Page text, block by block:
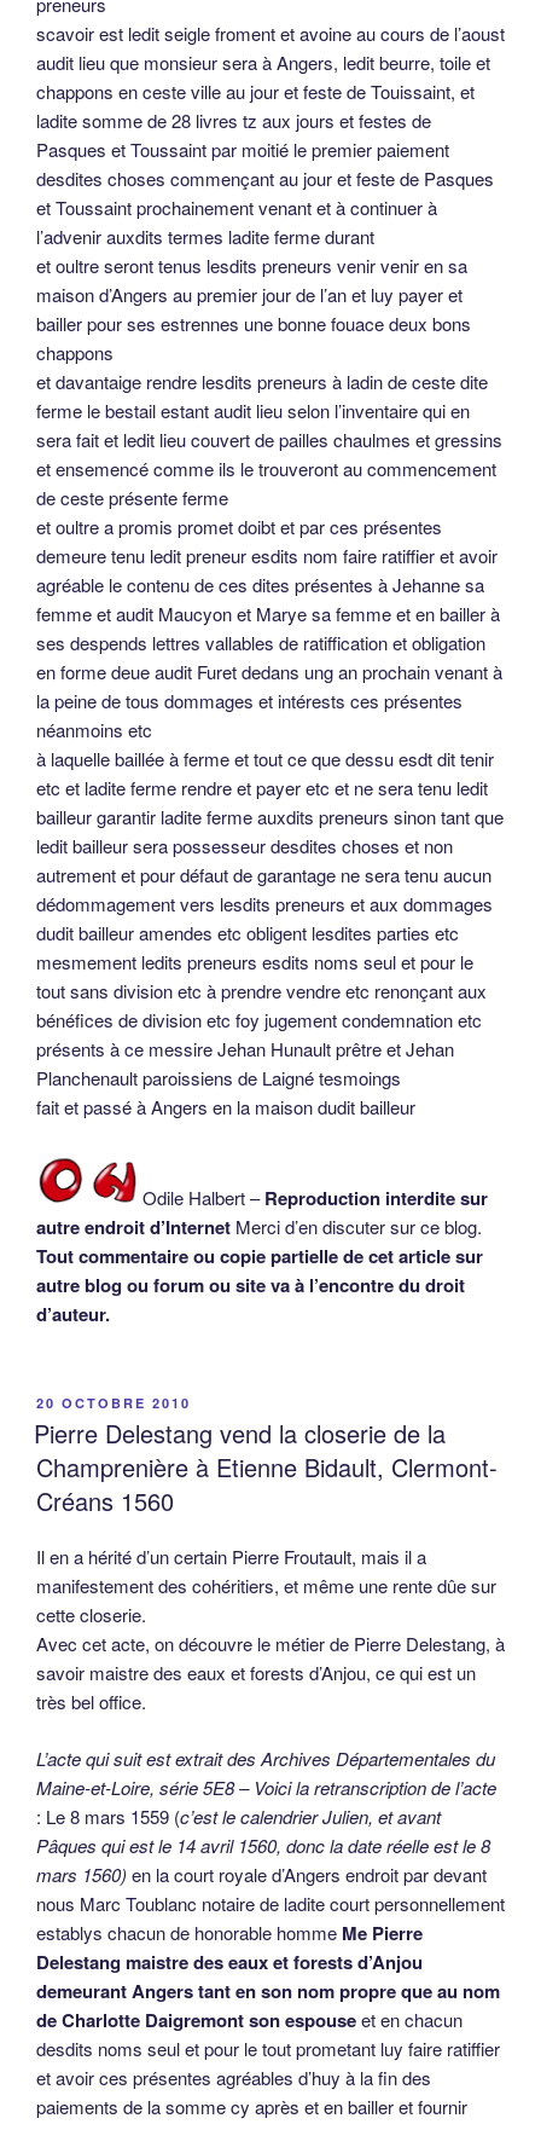
scavoir est ledit seigle froment et avoine au cours de l’aoust
audit lieu que monsieur sera à Angers, ledit beurre, toile et
chappons en ceste ville au jour et feste de Touissaint, et
ladite somme de 28 livres tz aux jours et festes de
Pasques et Toussaint par moitié le premier paiement
desdites choses commençant au jour et feste de Pasques
et Toussaint prochainement venant et à continuer à
l’advenir auxdits termes ladite ferme durant
et oultre seront tenus lesdits preneurs venir venir en sa
maison d’Angers au premier jour de l’an et luy payer et
bailler pour ses estrennes une bonne fouace deux bons
chappons
et davantaige rendre lesdits preneurs à ladin de ceste dite
ferme le bestail estant audit lieu selon l’inventaire qui en
sera fait et ledit lieu couvert de pailles chaulmes et gressins
et ensemencé comme ils le trouveront au commencement
de ceste présente ferme
et oultre a promis promet doibt et par ces présentes
demeure tenu ledit preneur esdits nom faire ratiffier et avoir
agréable le contenu de ces dites présentes à Jehanne sa
femme et audit Maucyon et Marye sa femme et en bailler à
ses despends lettres vallables de ratiffication et obligation
en forme deue audit Furet dedans ung an prochain venant à
la peine de tous dommages et intérests ces présentes
néanmoins etc
à laquelle baillée à ferme et tout ce que dessu esdt dit tenir
etc et ladite ferme rendre et payer etc et ne sera tenu ledit
bailleur garantir ladite ferme auxdits preneurs sinon tant que
ledit bailleur sera possesseur desdites choses et non
autrement et pour défaut de garantage ne sera tenu aucun
dédommagement vers lesdits preneurs et aux dommages
dudit bailleur amendes etc obligent lesdites parties etc
mesmement ledits preneurs esdits noms seul et pour le
tout sans division etc à prendre vendre etc renonçant aux
bénéfices de division etc foy jugement condemnation etc
présents à ce messire Jehan Hunault prêtre et Jehan
Planchenault paroissiens de Laigné tesmoings
fait et passé à Angers en la maison dudit bailleur
Odile Halbert –Reproduction interdite sur
autre endroit d’Internet Merci d’en discuter sur ce blog.
Tout commentaire ou copie partielle de cet article sur
autre blog ou forum ou site va à l’encontre du droit
d’auteur.
PUBLIÉ
LE
20 OCTOBRE 2010
Pierre Delestang vend la closerie de la
Champrenière à Etienne Bidault, Clermont-
Créans 1560
Il en a hérité d’un certain Pierre Froutault, mais il a
manifestement des cohéritiers, et même une rente dûe sur
cette closerie.
Avec cet acte, on découvre le métier de Pierre Delestang, à
savoir maistre des eaux et forests d’Anjou, ce qui est un
très bel office.
L’acte qui suit est extrait des Archives Départementales du
Maine-et-Loire, série 5E8 – Voici la retranscription de l’acte
: Le 8 mars 1559 (c’est le calendrier Julien, et avant
Pâques qui est le 14 avril 1560, donc la date réelle est le 8
mars 1560) en la court royale d’Angers endroit par devant
nous Marc Toublanc notaire de ladite court personnellement
establys chacun de honorable homme Me Pierre
Delestang maistre des eaux et forests d’Anjou
demeurant Angers tant en son nom propre que au nom
de Charlotte Daigremont son espouseet en chacun
desdits noms seul et pour le tout prometant luy faire ratiffier
et avoir ces présentes agréables d’huy à la fin des
paiements de la somme cy après et en bailler et fournir